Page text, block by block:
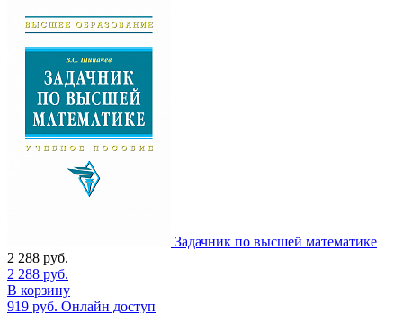
Задачник по высшей математике
2 288 руб.
2 288 руб.
В корзину
919 руб. Онлайн доступ